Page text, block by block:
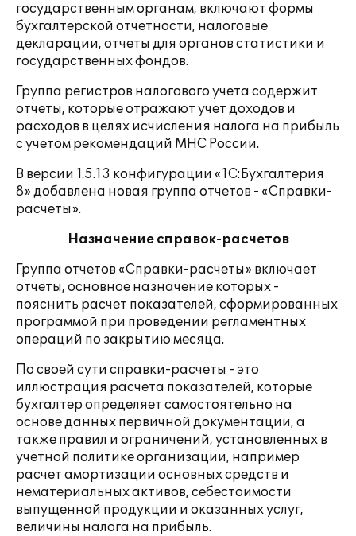
государственным органам, включают формы
бухгалтерской отчетности, налоговые
декларации, отчеты для органов статистики и
государственных фондов.
Группа регистров налогового учета содержит
отчеты, которые отражают учет доходов и
расходов в целях исчисления налога на прибыль
с учетом рекомендаций МНС России.
В версии 1.5.13 конфигурации «1С:Бухгалтерия
8» добавлена новая группа отчетов - «Справки-
расчеты».
Назначение справок-расчетов
Группа отчетов «Справки-расчеты» включает
отчеты, основное назначение которых -
пояснить расчет показателей, сформированных
программой при проведении регламентных
операций по закрытию месяца.
По своей сути справки-расчеты - это
иллюстрация расчета показателей, которые
бухгалтер определяет самостоятельно на
основе данных первичной документации, а
также правил и ограничений, установленных в
учетной политике организации, например
расчет амортизации основных средств и
нематериальных активов, себестоимости
выпущенной продукции и оказанных услуг,
величины налога на прибыль.